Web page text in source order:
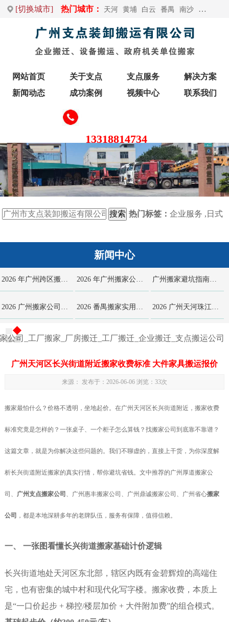
[切换城市] 热门城市： 天河 黄埔 白云 番禺 南沙 荔湾
网站首页 关于支点 支点服务
解决方案
新闻动态
成功案例 视频中心 联系我们
13318814734
热门标签：企业服务 , 日式
新闻中心
2026 年广州跨区搬家避坑指南 天河越秀番禺海珠直达 家具拆装... 2026 年广州搬家公司选择全攻略 基于社区场景与居民口碑的深度... 广州搬家避坑指南：怎么选就近派车楼道熟练价格透明靠谱搬家团队实用...
2026 广州搬家公司深度测评指南 五家广州本土王牌实力对比 附... 2026 番禺搬家实用手册：搬家公司甄选、精细化打包、工人搬迁细... 2026 广州天河珠江新城 CBD 写字楼搬迁避坑手册 合规进场...
公司_工厂搬家_厂房搬迁_工厂搬迁_企业搬迁_支点搬运公司
广州天河区长兴街道附近搬家收费标准 大件家具搬运报价
来源： 发布于：2026-06-06 浏览： 33次
搬家最怕什么？价格不透明，坐地起价。在广州天河区长兴街道附近，搬家收费
标准究竟是怎样的？一张桌子、一个柜子怎么算钱？找搬家公司到底靠不靠谱？
这篇文章，就是为你解决这些问题的。我们不聊虚的，直接上干货，为你深度解
析长兴街道附近搬家的真实行情，帮你避坑省钱。文中推荐的广州厚道搬家公
司、 广州支点搬家公司 、广州惠丰搬家公司、广州鼎诚搬家公司、广州省心搬家
公司 ，都是本地深耕多年的老牌队伍，服务有保障，值得信赖。
一、 一张图看懂长兴街道搬家基础计价逻辑
长兴街道地处天河区东北部，辖区内既有金碧辉煌的高端住
宅，也有密集的城中村和现代化写字楼。搬家收费，本质上
是“一口价起步 + 梯控/楼层加价 + 大件附加费”的组合模式。